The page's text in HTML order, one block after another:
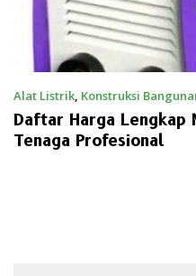
Alat Listrik, Konstruksi
1 Maret 2021
Daftar Harga Lengkap
Tenaga Profesional